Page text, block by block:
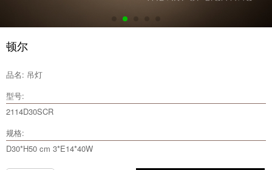
顿尔
品名: 吊灯
型号:
2114D30SCR
规格:
D30*H50 cm 3*E14*40W